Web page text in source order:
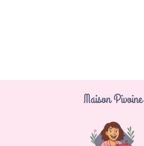
Maison Pivoine